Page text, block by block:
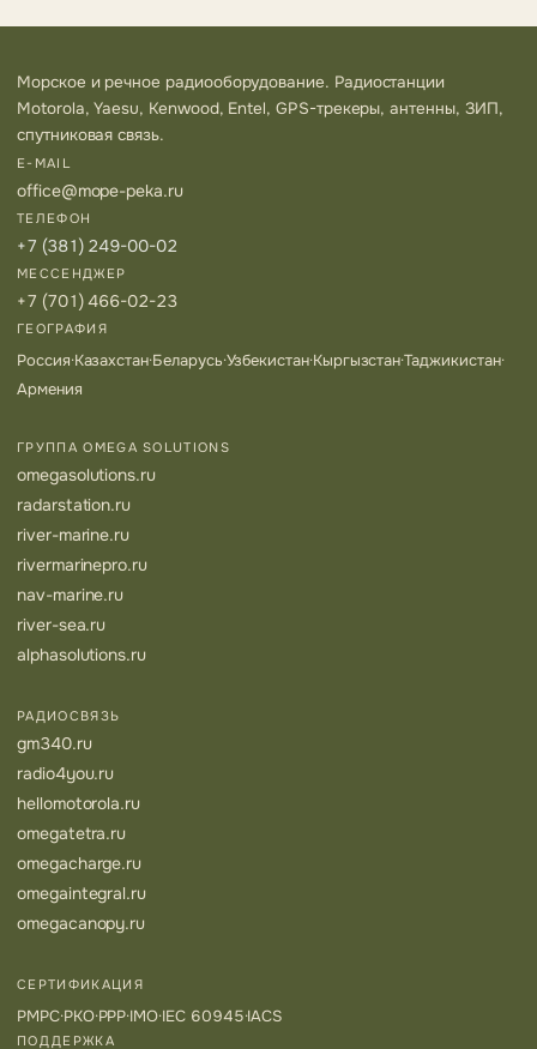
Морское и речное радиооборудование. Радиостанции
Motorola, Yaesu, Kenwood, Entel, GPS-трекеры, антенны, ЗИП,
спутниковая связь.
E-MAIL
office@mope-peka.ru
ТЕЛЕФОН
+7 (381) 249-00-02
МЕССЕНДЖЕР
+7 (701) 466-02-23
ГЕОГРАФИЯ
Россия·Казахстан·Беларусь·Узбекистан·Кыргызстан·Таджикистан·
Армения
ГРУППА OMEGA SOLUTIONS
omegasolutions.ru
radarstation.ru
river-marine.ru
rivermarinepro.ru
nav-marine.ru
river-sea.ru
alphasolutions.ru
РАДИОСВЯЗЬ
gm340.ru
radio4you.ru
hellomotorola.ru
omegatetra.ru
omegacharge.ru
omegaintegral.ru
omegacanopy.ru
СЕРТИФИКАЦИЯ
РМРС·РКО·РРР·IMO·IEC 60945·IACS
ПОДДЕРЖКА